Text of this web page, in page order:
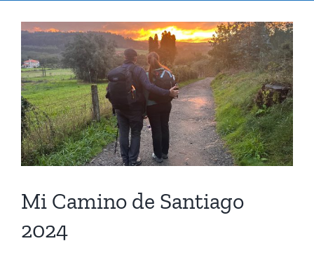
Ver
imagen
más
grande
Mi Camino de Santiago
2024